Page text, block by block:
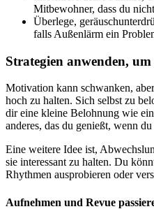
Mitbewohner, dass du
Überlege,
falls Außenlärm ein
Strategien anwenden,
Motivation kann schwanken,
hoch zu halten. Sich selbst zu
dir eine kleine Belohnung wie
anderes, das du genießt, wenn
Eine weitere Idee ist,
sie interessant zu halten. Du
Rhythmen ausprobieren oder
Aufnehmen und Revue